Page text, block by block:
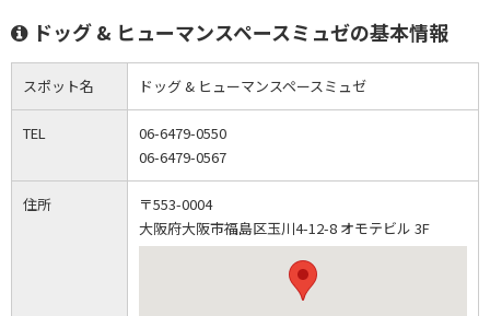
ドッグ & ヒューマンスペースミュゼの基本情報
スポット名 ドッグ & ヒューマンスペースミュゼ
TEL
06-6479-0550
06-6479-0567
住所
〒553-0004
大阪府大阪市福島区玉川4-12-8 オモテビル 3F